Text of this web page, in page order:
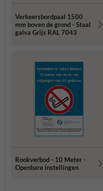
Verkeersbordpaal 1500
mm boven de grond - Staal
galva Grijs RAL 7043
Rookverbod - 10 Meter -
Openbare instellingen